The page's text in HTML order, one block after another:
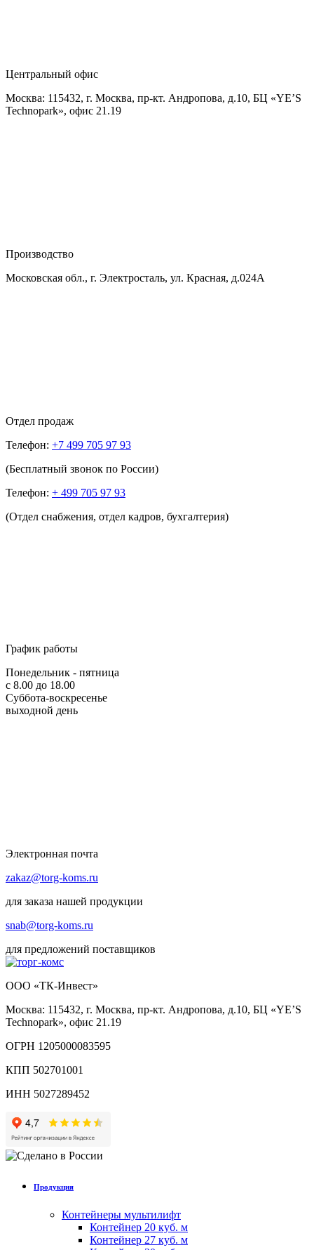
Центральный офис
Москва: 115432, г. Москва, пр-кт. Андропова, д.10, БЦ «YE’S
Technopark», офис 21.19
Производство
Московская обл., г. Электросталь, ул. Красная, д.024А
Отдел продаж
Телефон: +7 499 705 97 93
(Бесплатный звонок по России)
Телефон: + 499 705 97 93
(Отдел снабжения, отдел кадров, бухгалтерия)
График работы
Понедельник - пятница
с 8.00 до 18.00
Суббота-воскресенье
выходной день
Электронная почта
zakaz@torg-koms.ru
для заказа нашей продукции
snab@torg-koms.ru
для предложений поставщиков
ООО «ТК-Инвест»
Москва: 115432, г. Москва, пр-кт. Андропова, д.10, БЦ «YE’S
Technopark», офис 21.19
ОГРН 1205000083595
КПП 502701001
ИНН 5027289452
Продукция
Контейнеры мультилифт
Контейнер 20 куб. м
Контейнер 27 куб. м